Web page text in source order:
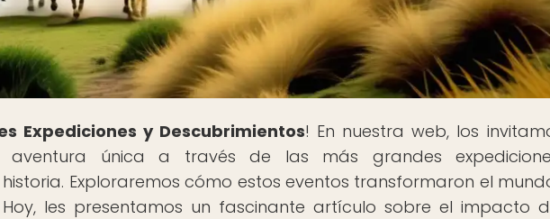
Expediciones y Descubrimientos! En nuestra web, los
aventura única a través de las más grandes
Exploraremos cómo estos eventos transformaron el
les presentamos un fascinante artículo sobre el impacto